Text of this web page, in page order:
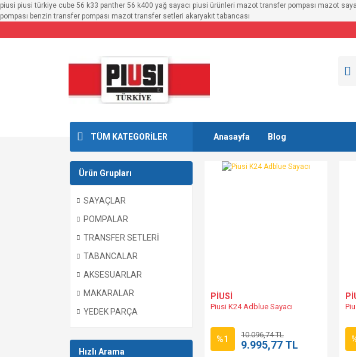
piusi piusi türkiye cube 56 k33 panther 56 k400 yağ sayacı piusi ürünleri mazot transfer pompası mazot
pompası benzin transfer pompası mazot transfer setleri akaryakıt tabancası
TÜM KATEGORİLER Anasayfa Blog
Ürün Grupları
SAYAÇLAR
POMPALAR
TRANSFER SETLERİ
TABANCALAR
AKSESUARLAR
MAKARALAR
YEDEK PARÇA
Hızlı Arama
PİUSİ
Piusi K24 Adblue Sayacı
%1 10.096,74 TL
9.995,77 TL